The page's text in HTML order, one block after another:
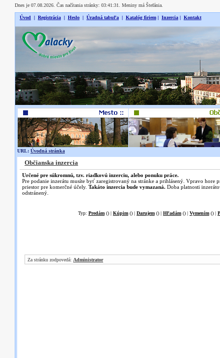
Dnes je 07.08.2026. Čas načítania stránky: 03:41:31. Meniny má Štefánia.
Úvod | Registrácia | Heslo | Úradná tabuľa | Katalóg firiem | Inzercia | Kontakt
URL: Úvodná stránka
Občianska inzercia
Určené pre súkromnú, tzv. riadkovú inzerciu, alebo ponuku práce.
Pre podanie inzerátu musíte byť zaregistrovaný na stránke a prihlásený. Vpravo
priestor pre komerčné účely. Takáto inzercia bude vymazaná. Doba platnosti
odstránený.
Typ: Predám () | Kúpim () | Darujem () | Hľadám () | Vymením () |
Za stránku zodpovedá: Administrator